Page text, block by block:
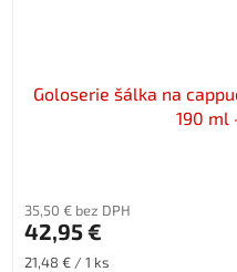
Goloserie šálka na
190 ml
35,50 € bez DPH
42,95 €
Jednotková
21,48 € / 1 ks